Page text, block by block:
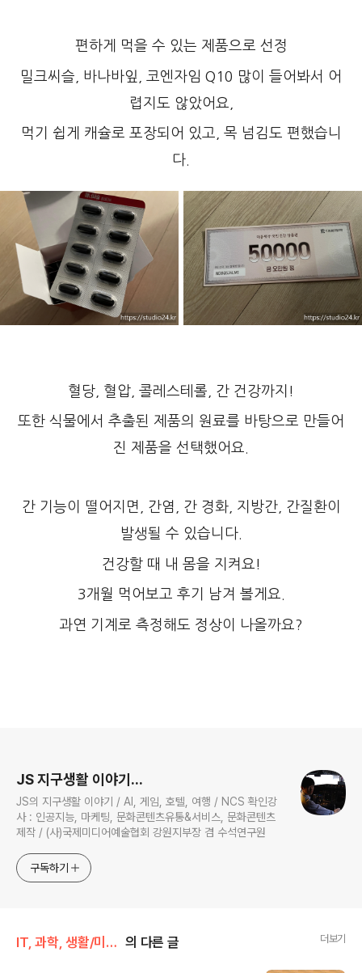
편하게 먹을 수 있는 제품으로 선정
밀크씨슬, 바나바잎, 코엔자임 Q10 많이 들어봐서 어
렵지도 않았어요,
먹기 쉽게 캐슐로 포장되어 있고, 목 넘김도 편했습니
다.
혈당, 혈압, 콜레스테롤, 간 건강까지!
또한 식물에서 추출된 제품의 원료를 바탕으로 만들어
진 제품을 선택했어요.
간 기능이 떨어지면, 간염, 간 경화, 지방간, 간질환이
발생될 수 있습니다.
건강할 때 내 몸을 지켜요!
3개월 먹어보고 후기 남겨 볼게요.
과연 기계로 측정해도 정상이 나올까요?
JS 지구생활 이야기...
JS의 지구생활 이야기 / AI, 게임, 호텔, 여행 / NCS 확인강
사 : 인공지능, 마케팅, 문화콘텐츠유통&서비스, 문화콘텐츠
제작 / (사)국제미디어예술협회 강원지부장 겸 수석연구원
구독하기
IT, 과학, 생활/미세먼지, 생활 의 다른 글 더보기